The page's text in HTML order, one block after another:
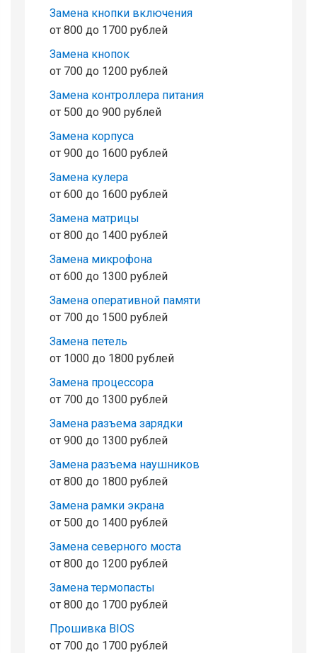
Замена кнопки включения
от 800 до 1700 рублей
Замена кнопок
от 700 до 1200 рублей
Замена контроллера питания
от 500 до 900 рублей
Замена корпуса
от 900 до 1600 рублей
Замена кулера
от 600 до 1600 рублей
Замена матрицы
от 800 до 1400 рублей
Замена микрофона
от 600 до 1300 рублей
Замена оперативной памяти
от 700 до 1500 рублей
Замена петель
от 1000 до 1800 рублей
Замена процессора
от 700 до 1300 рублей
Замена разъема зарядки
от 900 до 1300 рублей
Замена разъема наушников
от 800 до 1800 рублей
Замена рамки экрана
от 500 до 1400 рублей
Замена северного моста
от 800 до 1200 рублей
Замена термопасты
от 800 до 1700 рублей
Прошивка BIOS
от 700 до 1700 рублей